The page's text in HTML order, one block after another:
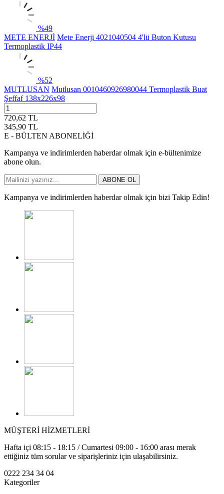
%49
METE ENERJİ Mete Enerji 4021040504 4'lü Buton Kutusu
Termoplastik IP44
%52
MUTLUSAN Mutlusan 0010460926980044 Termoplastik Buat
Şeffaf 138x226x98
720,62 TL
345,90 TL
E - BÜLTEN ABONELİĞİ
Kampanya ve indirimlerden haberdar olmak için e-bültenimize
abone olun.
ABONE OL
Kampanya ve indirimlerden haberdar olmak için bizi Takip Edin!
MÜŞTERİ HİZMETLERİ
Hafta içi 08:15 - 18:15 / Cumartesi 09:00 - 16:00 arası merak
ettiğiniz tüm sorular ve siparişleriniz için ulaşabilirsiniz.
0222 234 34 04
Kategoriler